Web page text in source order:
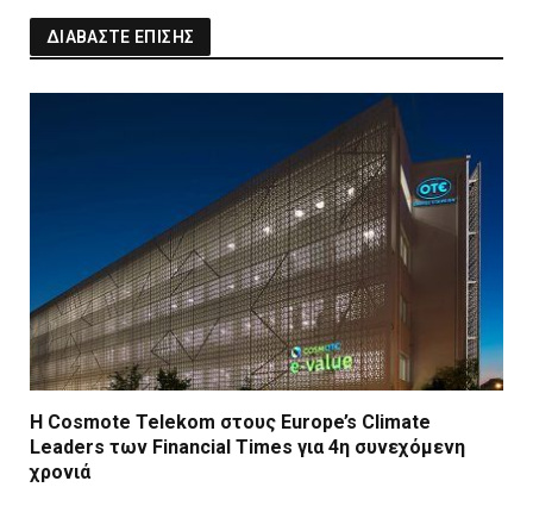
ΔΙΑΒΑΣΤΕ ΕΠΙΣΗΣ
Η Cosmote Telekom στους Europe’s Climate
Leaders των Financial Times για 4η συνεχόμενη
χρονιά